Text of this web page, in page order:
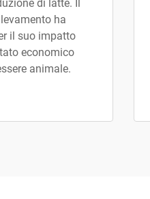
di latte. Il
ha
il suo impatto
economico
animale.